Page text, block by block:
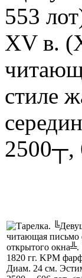
553
XV в.
стиле
2500┬,